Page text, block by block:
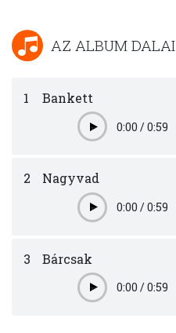
AZ ALBUM DALAI
1 Bankett
Play0:00 /0:59
2 Nagyvad
Play0:00 /0:59
3 Bárcsak
Play0:00 /0:59